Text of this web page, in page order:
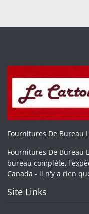
Fournitures De Bureau
Fournitures De Bureau
bureau complète,
Canada - il n'y a rien
Site Links